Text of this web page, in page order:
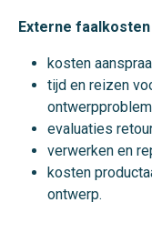
Externe faalkosten
kosten
tijd en reizen
evaluaties
verwerken en
kosten
ontwerp.